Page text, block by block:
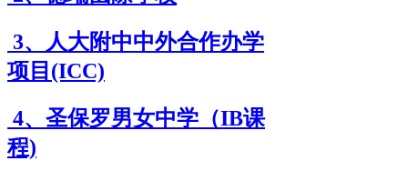
3、人大附中中外合作办学
项目(ICC)
4、圣保罗男女中学（IB课
程)